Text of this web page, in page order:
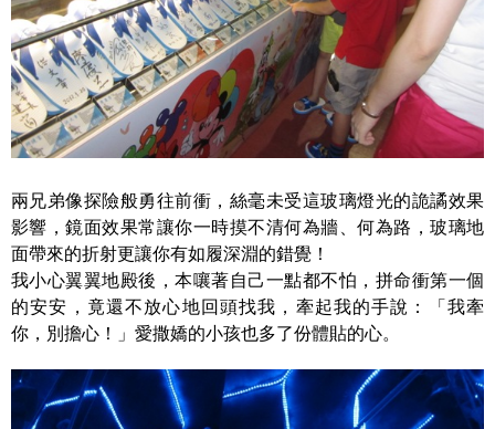
兩兄弟像探險般勇往前衝，絲毫未受這玻璃燈光的詭譎效果
影響，鏡面效果常讓你一時摸不清何為牆、何為路，玻璃地
面帶來的折射更讓你有如履深淵的錯覺！
我小心翼翼地殿後，本嚷著自己一點都不怕，拼命衝第一個
的安安，竟還不放心地回頭找我，牽起我的手說：「我牽
你，別擔心！」愛撒嬌的小孩也多了份體貼的心。